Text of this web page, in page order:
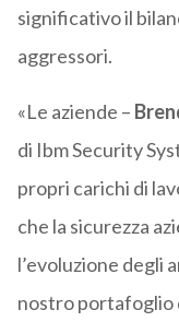
significativo il
aggressori.
«Le aziende –
di Ibm Security
propri carichi di
che la sicurezza
l’evoluzione degli
nostro portafoglio